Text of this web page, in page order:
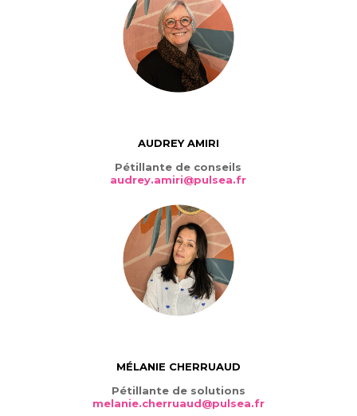
AUDREY AMIRI
Pétillante de conseils
audrey.amiri@pulsea.fr
MÉLANIE CHERRUAUD
Pétillante de solutions
melanie.cherruaud@pulsea.fr